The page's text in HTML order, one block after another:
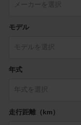
モデル
年式
走行距離（km）